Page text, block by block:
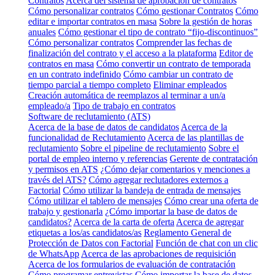
Cómo personalizar contratos Cómo gestionar Contratos Cómo
editar e importar contratos en masa Sobre la gestión de horas
anuales Cómo gestionar el tipo de contrato “fijo-discontinuos”
Cómo personalizar contratos Comprender las fechas de
finalización del contrato y el acceso a la plataforma Editor de
contratos en masa Cómo convertir un contrato de temporada
en un contrato indefinido Cómo cambiar un contrato de
tiempo parcial a tiempo completo Eliminar empleados
Creación automática de reemplazos al terminar a un/a
empleado/a Tipo de trabajo en contratos
Software de reclutamiento (ATS)
Acerca de la base de datos de candidatos Acerca de la
funcionalidad de Reclutamiento Acerca de las plantillas de
reclutamiento Sobre el pipeline de reclutamiento Sobre el
portal de empleo interno y referencias Gerente de contratación
y permisos en ATS ¿Cómo dejar comentarios y menciones a
través del ATS? Cómo agregar reclutadores externos a
Factorial Cómo utilizar la bandeja de entrada de mensajes
Cómo utilizar el tablero de mensajes Cómo crear una oferta de
trabajo y gestionarla ¿Cómo importar la base de datos de
candidatos? Acerca de la carta de oferta Acerca de agregar
etiquetas a los/as candidatos/as Reglamento General de
Protección de Datos con Factorial Función de chat con un clic
de WhatsApp Acerca de las aprobaciones de requisición
Acerca de los formularios de evaluación de contratación